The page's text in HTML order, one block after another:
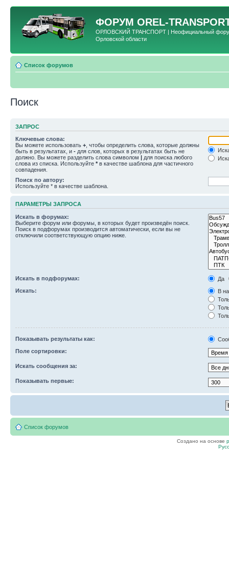
ФОРУМ OREL-
ОРЛОВСКИЙ ТРАНСПОРТ | Неофициальный форум
Орловской области
Список форумов
Поиск
ЗАПРОС
Ключевые слова:
Вы можете использовать + , чтобы определить слова, которые должны
быть в результатах, и - для слов, которых в результатах быть не
должно. Вы можете разделить слова символом | для поиска любого
слова из списка. Используйте * в качестве шаблона для частичного
совпадения.
Поиск по автору:
Используйте * в качестве шаблона.
ПАРАМЕТРЫ ЗАПРОСА
Искать в форумах:
Выберите форум или форумы, в которых будет произведён поиск.
Поиск в подфорумах производится автоматически, если вы не
отключили соответствующую опцию ниже.
Искать в подфорумах:
Да
Искать:
В
Показывать результаты как:
Поле сортировки:
Искать сообщения за:
Показывать первые:
Список форумов
Создано на основе